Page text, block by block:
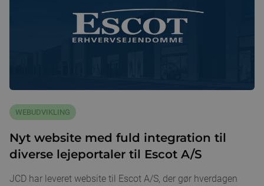
WEBUDVIKLING
Nyt website med fuld integration til
diverse lejeportaler til Escot A/S
JCD har leveret website til Escot A/S, der gør hverdagen